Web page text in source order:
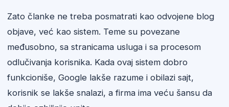
Zato članke ne treba posmatrati kao odvojene blog
objave, već kao sistem. Teme su povezane
međusobno, sa stranicama usluga i sa procesom
odlučivanja korisnika. Kada ovaj sistem dobro
funkcioniše, Google lakše razume i obilazi sajt,
korisnik se lakše snalazi, a firma ima veću šansu da